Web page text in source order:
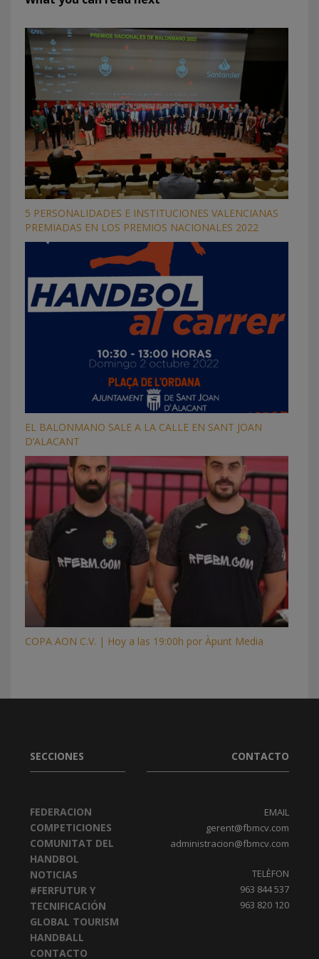
5 PERSONALIDADES E INSTITUCIONES VALENCIANAS
PREMIADAS EN LOS PREMIOS NACIONALES 2022
EL BALONMANO SALE A LA CALLE EN SANT JOAN
D’ALACANT
COPA AON C.V. | Hoy a las 19:00h por Àpunt Media
SECCIONES
FEDERACION
COMPETICIONES
COMUNITAT DEL
HANDBOL
NOTICIAS
#FERFUTUR Y
TECNIFICACIÓN
GLOBAL TOURISM
HANDBALL
CONTACTO
CONTACTO
EMAIL
gerent@fbmcv.com
administracion@fbmcv.com
TELÈFON
963 844 537
963 820 120